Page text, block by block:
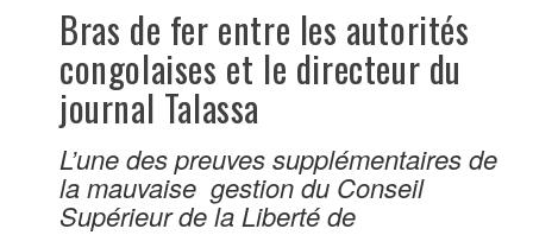
Bras de fer entre les autorités
congolaises et le directeur du
journal Talassa
L’une des preuves supplémentaires de
la mauvaise gestion du Conseil
Supérieur de la Liberté de